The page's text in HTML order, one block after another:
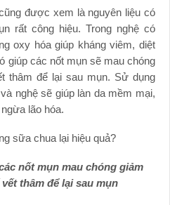
được xem là nguyên liệu có
rất công hiệu. Trong nghệ có
oxy hóa giúp kháng viêm, diệt
giúp các nốt mụn sẽ mau chóng
thâm để lại sau mụn. Sử dụng
nghệ sẽ giúp làn da mềm mại,
lão hóa.
nốt mụn mau chóng giảm
thâm để lại sau mụn